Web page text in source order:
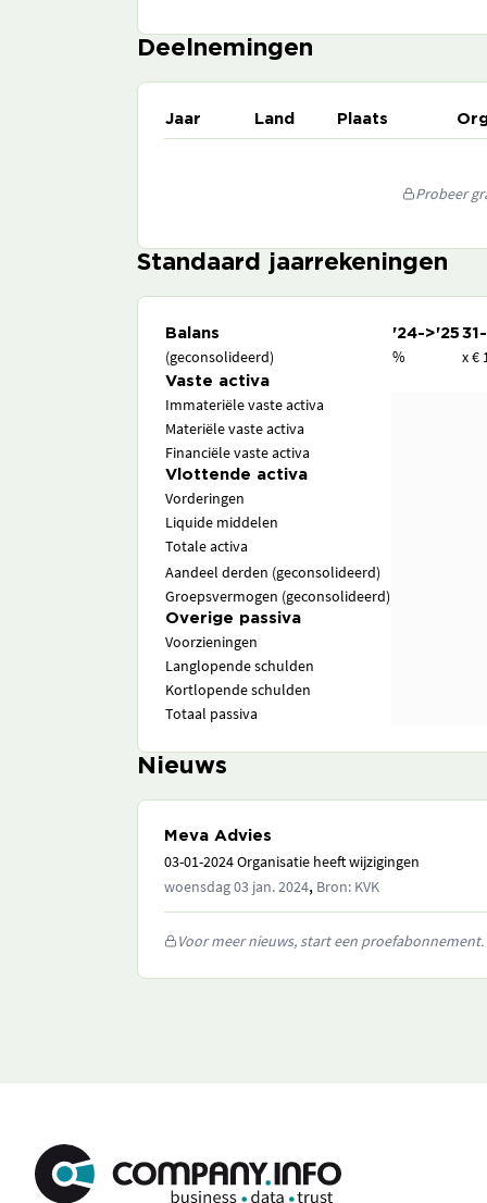
Deelnemingen
Jaar Land Plaats
Probeer
Standaard jaarrekeningen
Balans '24->'25
(geconsolideerd) % x €
Vaste activa
Immateriële vaste activa
Materiële vaste activa
Financiële vaste activa
Vlottende activa
Vorderingen
Liquide middelen
Totale activa
Aandeel derden (geconsolideerd)
Groepsvermogen (geconsolideerd)
Overige passiva
Voorzieningen
Langlopende schulden
Kortlopende schulden
Totaal passiva
Nieuws
Meva Advies
03-01-2024 Organisatie heeft wijzigingen
woensdag 03 jan. 2024, Bron: KVK
Voor meer nieuws, start een proefabonnement.